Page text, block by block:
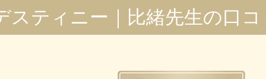
スティニー｜比緒先生の口